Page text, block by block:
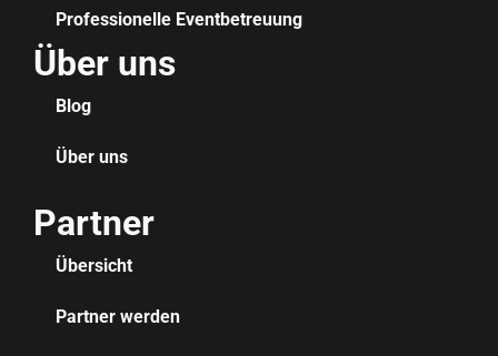
Professionelle Eventbetreuung
Über uns
Blog
Über uns
Partner
Übersicht
Partner werden